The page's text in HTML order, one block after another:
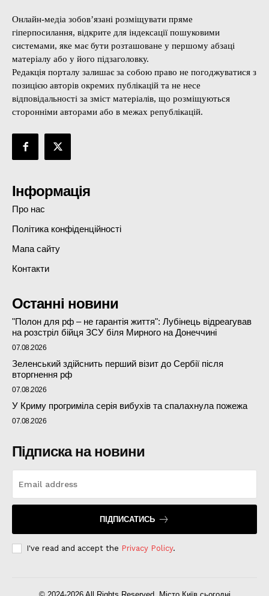
Онлайн-медіа зобов’язані розміщувати пряме
гіперпосилання, відкрите для індексації пошуковими
системами, яке має бути розташоване у першому абзаці
матеріалу або у його підзаголовку.
Редакція порталу залишає за собою право не погоджуватися з
позицією авторів окремих публікацій та не несе
відповідальності за зміст матеріалів, що розміщуються
сторонніми авторами або в межах републікацій.
Інформація
Про нас
Політика конфіденційності
Мапа сайту
Контакти
Останні новини
"Полон для рф – не гарантія життя": Лубінець відреагував
на розстріл бійця ЗСУ біля Мирного на Донеччині
07.08.2026
Зеленський здійснить перший візит до Сербії після
вторгнення рф
07.08.2026
У Криму прогриміла серія вибухів та спалахнула пожежа
07.08.2026
Підписка на новини
ПІДПИСАТИСЬ
I've read and accept the Privacy Policy.